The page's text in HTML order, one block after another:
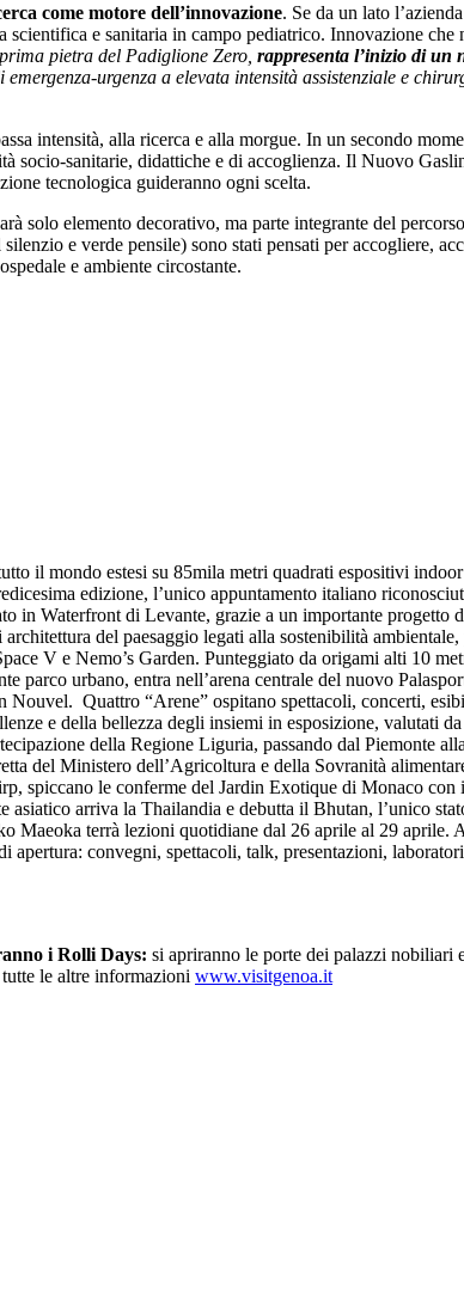
come motore dell’innovazione. Se da un lato
e sanitaria in campo pediatrico. Innovazione
pietra del Padiglione Zero, rappresenta l’inizio di un
urgenza a elevata intensità assistenziale e
intensità, alla ricerca e alla morgue. In un secondo
socio-sanitarie, didattiche e di accoglienza. Il Nuovo
tecnologica guideranno ogni scelta.
solo elemento decorativo, ma parte integrante del
e verde pensile) sono stati pensati per accogliere,
e ambiente circostante.
il mondo estesi su 85mila metri quadrati espositivi
edizione, l’unico appuntamento italiano
in Waterfront di Levante, grazie a un importante
del paesaggio legati alla sostenibilità
V e Nemo’s Garden. Punteggiato da origami alti 10
parco urbano, entra nell’arena centrale del nuovo
Quattro “Arene” ospitano spettacoli, concerti,
e della bellezza degli insiemi in esposizione, valutati
della Regione Liguria, passando dal Piemonte
del Ministero dell’Agricoltura e della Sovranità
spiccano le conferme del Jardin Exotique di Monaco
arriva la Thailandia e debutta il Bhutan, l’unico
Maeoka terrà lezioni quotidiane dal 26 aprile al 29
convegni, spettacoli, talk, presentazioni,
i Rolli Days: si apriranno le porte dei palazzi nobiliari
le altre informazioni www.visitgenoa.it